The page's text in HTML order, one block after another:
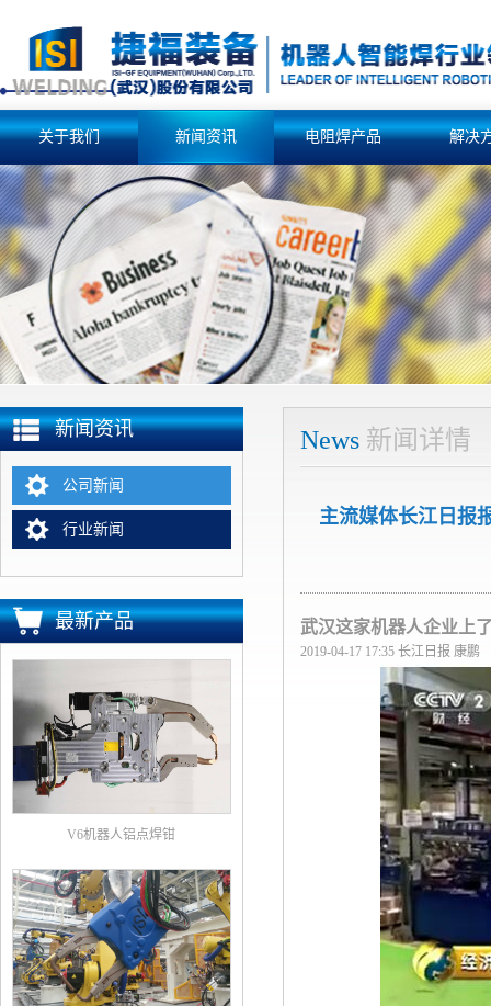
关于我们 新闻资讯 电阻焊产品 解决
新闻资讯
公司新闻
行业新闻
最新产品
V6机器人铝点焊钳
News 新闻详情
主流媒体长江日报
武汉这家机器人企业上
2019-04-17 17:35 长江日报 康鹏